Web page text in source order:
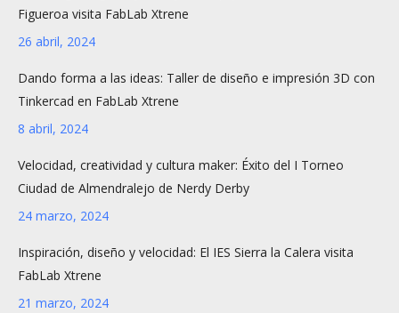
Figueroa visita FabLab Xtrene
26 abril, 2024
Dando forma a las ideas: Taller de diseño e impresión 3D con
Tinkercad en FabLab Xtrene
8 abril, 2024
Velocidad, creatividad y cultura maker: Éxito del I Torneo
Ciudad de Almendralejo de Nerdy Derby
24 marzo, 2024
Inspiración, diseño y velocidad: El IES Sierra la Calera visita
FabLab Xtrene
21 marzo, 2024